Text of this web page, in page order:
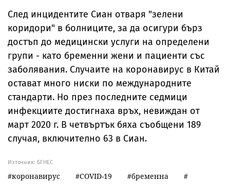
След инцидентите Сиан отваря "зелени
коридори" в болниците, за да осигури бърз
достъп до медицински услуги на определени
групи - като бременни жени и пациенти със
заболявания. Случаите на коронавирус в Китай
остават много ниски по международните
стандарти. Но през последните седмици
инфекциите достигнаха връх, невиждан от
март 2020 г. В четвъртък бяха съобщени 189
случая, включително 63 в Сиан.
Източник: БГНЕС
коронавирус COVID-19
бременна